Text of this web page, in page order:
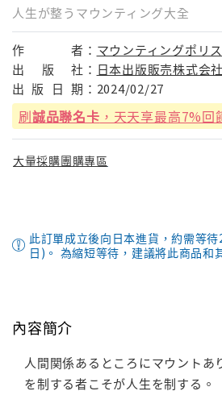
人生が整うマウンティング大全
作 者： マウンティングポリ
出
版 社： 日本出版販売株式会社
出 版 日 期： 2024/02/27
刷誠品聯名卡 ，天天享最高7%回
大量採購團購專區
此訂單成立後向日本進貨，約需等
日)。 為縮短等待，建議將此商品和
內容簡介
人間関係あるところにマウントあ
を制する者こそが人生を制する。